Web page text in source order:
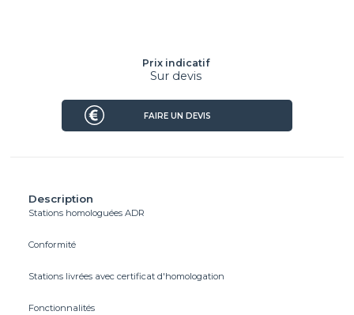
Description
Stations homologuées ADR
Conformité
Stations livrées avec certificat d'homologation
Fonctionnalités
Prix indicatif
Sur devis
FAIRE UN DEVIS